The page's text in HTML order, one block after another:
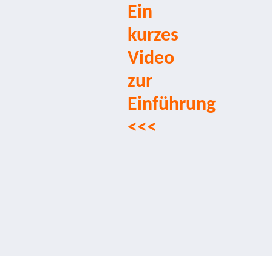
Ein
kurzes
Video
zur
Einführung
<<<